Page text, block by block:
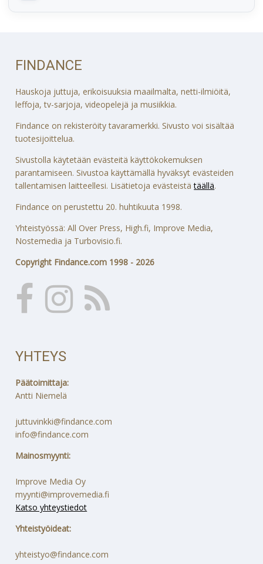
FINDANCE
Hauskoja juttuja, erikoisuuksia maailmalta, netti-ilmiöitä,
leffoja, tv-sarjoja, videopelejä ja musiikkia.
Findance on rekisteröity tavaramerkki. Sivusto voi sisältää
tuotesijoittelua.
Sivustolla käytetään evästeitä käyttökokemuksen
parantamiseen. Sivustoa käyttämällä hyväksyt evästeiden
tallentamisen laitteellesi. Lisätietoja evästeistätäällä.
Findance on perustettu 20. huhtikuuta 1998.
Yhteistyössä: All Over Press, High.fi, Improve Media,
Nostemedia ja Turbovisio.fi.
Copyright Findance.com 1998 - 2026
YHTEYS
Päätoimittaja:
Antti Niemelä
juttuvinkki@findance.com
info@findance.com
Mainosmyynti:
Improve Media Oy
myynti@improvemedia.fi
Katso yhteystiedot
Yhteistyöideat:
yhteistyo@findance.com